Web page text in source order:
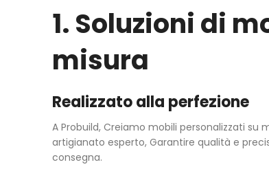
1. Soluzioni di
misura
Realizzato alla perfezione
A Probuild, Creiamo mobili personalizzati su
artigianato esperto, Garantire qualità e
consegna.